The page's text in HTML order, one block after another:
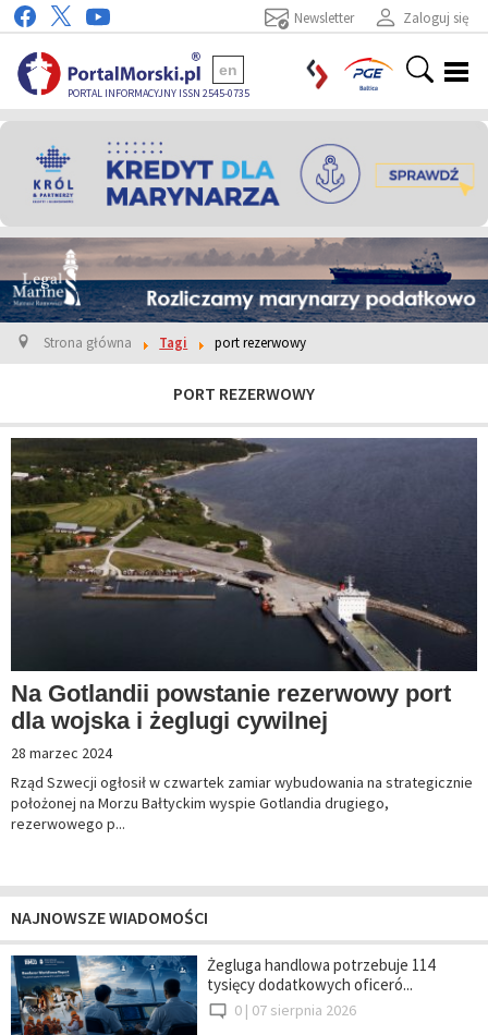
Zaloguj się
Newsletter
PORTAL INFORMACYJNY ISSN 2545-0735
en
Strona główna Tagi port rezerwowy
PORT REZERWOWY
Na Gotlandii powstanie rezerwowy port
dla wojska i żeglugi cywilnej
28 marzec 2024
Rząd Szwecji ogłosił w czwartek zamiar wybudowania na strategicznie
położonej na Morzu Bałtyckim wyspie Gotlandia drugiego,
rezerwowego p...
NAJNOWSZE WIADOMOŚCI
Żegluga handlowa potrzebuje 114
tysięcy dodatkowych oficeró...
0 | 07 sierpnia 2026